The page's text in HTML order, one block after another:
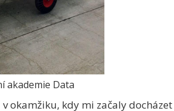
akademie Data
okamžiku, kdy mi začaly